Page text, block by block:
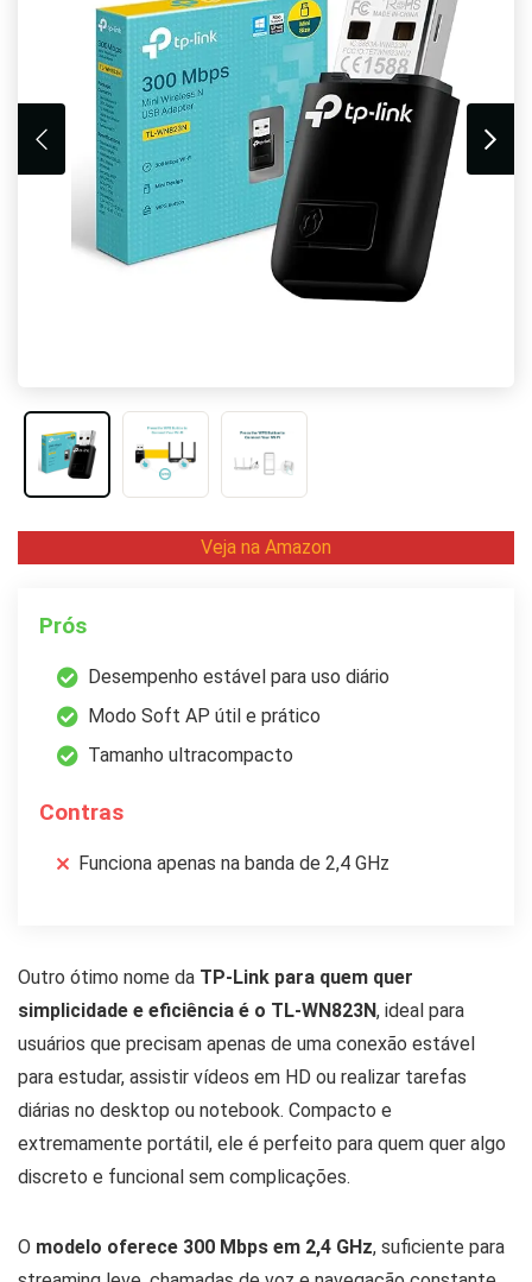
Veja na Amazon
Prós
Desempenho estável para uso diário
Modo Soft AP útil e prático
Tamanho ultracompacto
Contras
Funciona apenas na banda de 2,4 GHz
Outro ótimo nome da TP-Link para quem quer
simplicidade e eficiência é o TL-WN823N, ideal para
usuários que precisam apenas de uma conexão estável
para estudar, assistir vídeos em HD ou realizar tarefas
diárias no desktop ou notebook. Compacto e
extremamente portátil, ele é perfeito para quem quer algo
discreto e funcional sem complicações.
O modelo oferece 300 Mbps em 2,4 GHz, suficiente para